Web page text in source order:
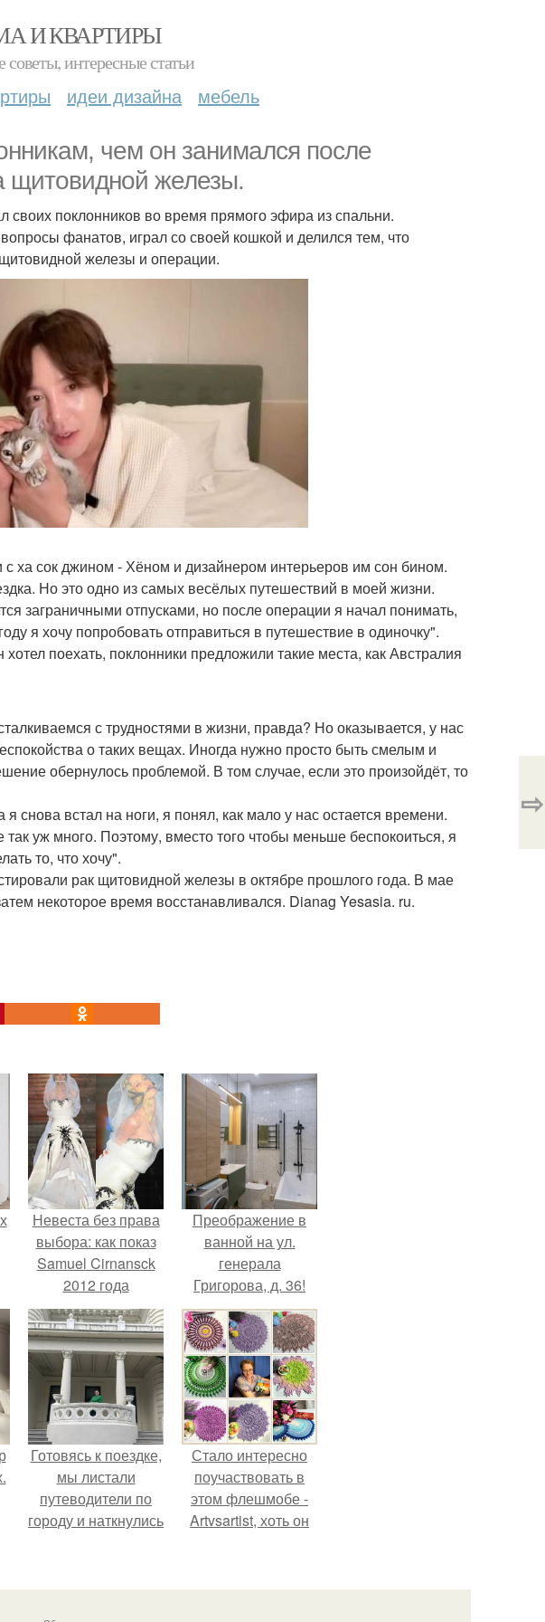
И КВАРТИРЫ
интересные статьи
идеи дизайна мебель
чем он занимался после
щитовидной железы.
своих поклонников во время прямого эфира из спальни.
фанатов, играл со своей кошкой и делился тем, что
железы и операции.
ха сок джином - Хёном и дизайнером интерьеров им сон бином.
Но это одно из самых весёлых путешествий в моей жизни.
заграничными отпусками, но после операции я начал понимать,
я хочу попробовать отправиться в путешествие в одиночку".
поехать, поклонники предложили такие места, как Австралия
с трудностями в жизни, правда? Но оказывается, у нас
о таких вещах. Иногда нужно просто быть смелым и
обернулось проблемой. В том случае, если это произойдёт, то
снова встал на ноги, я понял, как мало у нас остается времени.
уж много. Поэтому, вместо того чтобы меньше беспокоиться, я
то, что хочу".
рак щитовидной железы в октябре прошлого года. В мае
некоторое время восстанавливался. Dianag Yesasia. ru.
⇨
Невеста без права
выбора: как показ
Samuel Cirnansck
2012 года
превратил подиум
в манифест против
принуждения.
Преображение в
ванной на ул.
генерала
Григорова, д. 36!
Готовясь к поездке,
мы листали
путеводители по
городу и наткнулись
Стало интересно
поучаствовать в
этом флешмобе -
Artvsartist, хоть он
больше про